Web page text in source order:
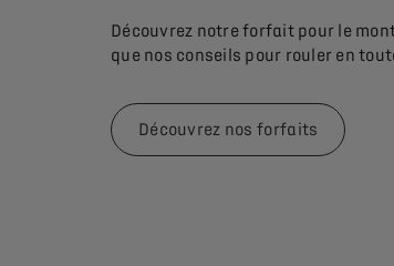
Découvrez notre forfait pour le
que nos conseils pour rouler en
Découvrez nos forfaits